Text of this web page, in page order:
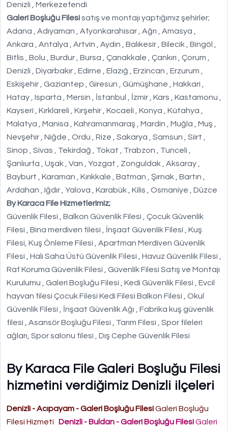
Denizli , Merkezefendi
Galeri Boşluğu Filesisatış ve montajı yaptığımız şehirler;
Adana , Adıyaman , Afyonkarahisar , Ağrı , Amasya ,
Ankara , Antalya , Artvin , Aydın , Balıkesir , Bilecik , Bingöl ,
Bitlis , Bolu , Burdur , Bursa , Çanakkale , Çankırı , Çorum ,
Denizli , Diyarbakır , Edirne , Elazığ , Erzincan , Erzurum ,
Eskişehir , Gaziantep , Giresun , Gümüşhane , Hakkari ,
Hatay , Isparta , Mersin , İstanbul , İzmir , Kars , Kastamonu ,
Kayseri , Kırklareli , Kırşehir , Kocaeli , Konya , Kütahya ,
Malatya , Manisa , Kahramanmaraş , Mardin , Muğla , Muş ,
Nevşehir , Niğde , Ordu , Rize , Sakarya , Samsun , Siirt ,
Sinop , Sivas , Tekirdağ , Tokat , Trabzon , Tunceli ,
Şanlıurfa , Uşak , Van , Yozgat , Zonguldak , Aksaray ,
Bayburt , Karaman , Kırıkkale , Batman , Şırnak , Bartın ,
Ardahan , Iğdır , Yalova , Karabük , Kilis , Osmaniye , Düzce
By Karaca File Hizmetlerimiz;
Güvenlik Filesi , Balkon Güvenlik Filesi , Çocuk Güvenlik
Filesi , Bina merdiven filesi , İnşaat Güvenlik Filesi , Kuş
Filesi, Kuş Önleme Filesi , Apartman Merdiven Güvenlik
Filesi , Halı Saha Üstü Güvenlik Filesi , Havuz Güvenlik Filesi ,
Raf Koruma Güvenlik Filesi , Güvenlik Filesi Satış ve Montajı
Kurulumu , Galeri Boşluğu Filesi , Kedi Güvenlik Filesi , Evcil
hayvan filesi Çocuk Filesi Kedi Filesi Balkon Filesi , Okul
Güvenlik Filesi , İnşaat Güvenlik Ağı , Fabrika kuş güvenlik
filesi , Asansör Boşluğu Filesi , Tarım Filesi , Spor fileleri
ağları, Spor salonu filesi , Dış Cephe Güvenlik Filesi
By Karaca File Galeri Boşluğu Filesi
hizmetini verdiğimiz Denizli ilçeleri
Denizli - Acıpayam - Galeri Boşluğu FilesiGaleri Boşluğu
Filesi Hizmeti
Denizli - Buldan - Galeri Boşluğu FilesiGaleri